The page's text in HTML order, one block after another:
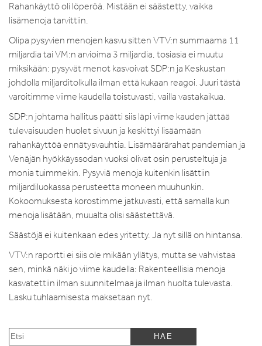
Rahankäyttö oli löperöä. Mistään ei säästetty, vaikka
lisämenoja tarvittiin.
Olipa pysyvien menojen kasvu sitten VTV:n summaama 11
miljardia tai VM:n arvioima 3 miljardia, tosiasia ei muutu
miksikään: pysyvät menot kasvoivat SDP:n ja Keskustan
johdolla miljarditolkulla ilman että kukaan reagoi. Juuri tästä
varoitimme viime kaudella toistuvasti, vailla vastakaikua.
SDP:n johtama hallitus päätti siis läpi viime kauden jättää
tulevaisuuden huolet sivuun ja keskittyi lisäämään
rahankäyttöä ennätysvauhtia. Lisämäärärahat pandemian ja
Venäjän hyökkäyssodan vuoksi olivat osin perusteltuja ja
monia tuimmekin. Pysyviä menoja kuitenkin lisättiin
miljardiluokassa perusteetta moneen muuhunkin.
Kokoomuksesta korostimme jatkuvasti, että samalla kun
menoja lisätään, muualta olisi säästettävä.
Säästöjä ei kuitenkaan edes yritetty. Ja nyt sillä on hintansa.
VTV:n raportti ei siis ole mikään yllätys, mutta se vahvistaa
sen, minkä näki jo viime kaudella: Rakenteellisia menoja
kasvatettiin ilman suunnitelmaa ja ilman huolta tulevasta.
Lasku tuhlaamisesta maksetaan nyt.